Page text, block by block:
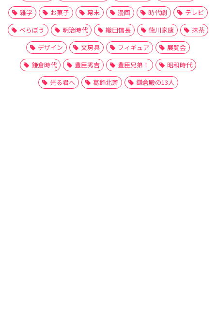
雑学
お菓子 幕末 漫画 時代劇
テレビ
べらぼう
明治時代 織田信長 徳川家康
抹茶
デザイン
文房具 フィギュア
展覧会
鎌倉時代
豊臣秀吉 豊臣兄弟！
昭和時代
光る君へ
葛飾北斎 鎌倉殿の13人